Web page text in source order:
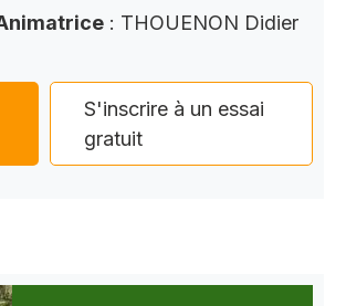
: THOUENON Didier
S'inscrire à un essai
gratuit